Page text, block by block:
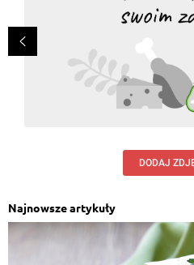
DODAJ
Najnowsze artykuły